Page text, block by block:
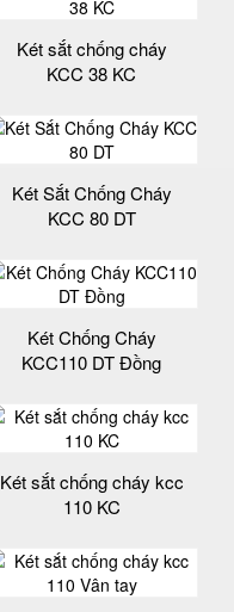
Két sắt chống cháy
KCC 38 KC
Két Sắt Chống Cháy
KCC 80 DT
Két Chống Cháy
KCC110 DT Đồng
Két sắt chống cháy kcc
110 KC